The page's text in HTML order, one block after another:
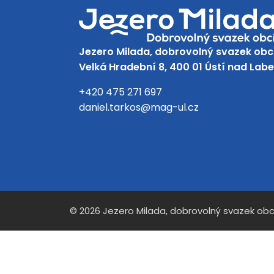
Jezero Milada, dobrovolný svazek
Velká Hradební 8, 400 01 Ústí nad
+420 475 271 697
daniel.tarkos@mag-ul.cz
© 2026 Jezero Milada, dobrovolný svazek